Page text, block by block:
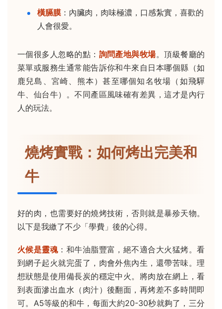
橫膈膜 ：內臟肉，肉味極濃，口感紮實，喜歡的
人會很愛。
一個很多人忽略的點： 詢問產地與牧場。頂級餐廳的
菜單或服務生通常能告訴你和牛來自日本哪個縣（如
鹿兒島、宮崎、熊本）甚至哪個知名牧場（如飛驒
牛、仙台牛）。不同產區風味確有差異，這才是內行
人的玩法。
燒烤實戰：如何烤出完美和
牛
好的肉，也需要好的燒烤技術，否則就是暴殄天物。
以下是我繳了不少「學費」後的心得。
火候是靈魂：和牛油脂豐富，絕不適合大火猛烤。看
到網子起火就完蛋了，肉會外焦內生，還帶苦味。理
想狀態是使用備長炭的穩定中火。將肉放在網上，看
到表面滲出血水（肉汁）後翻面，再烤差不多時間即
可。A5等級的和牛，每面大約20-30秒就夠了，三分